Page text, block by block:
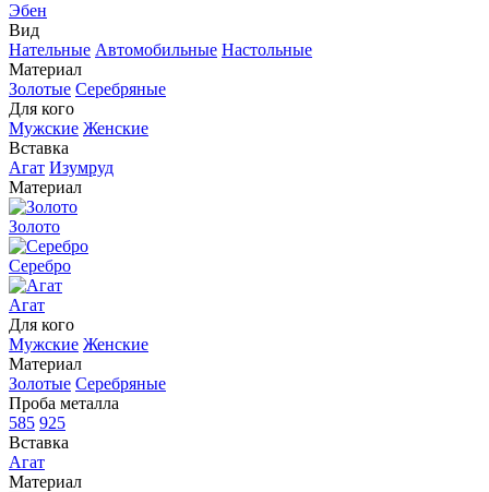
Эбен
Вид
Нательные Автомобильные Настольные
Материал
Золотые Серебряные
Для кого
Мужские Женские
Вставка
Агат Изумруд
Материал
Золото
Серебро
Агат
Для кого
Мужские Женские
Материал
Золотые Серебряные
Проба металла
585 925
Вставка
Агат
Материал